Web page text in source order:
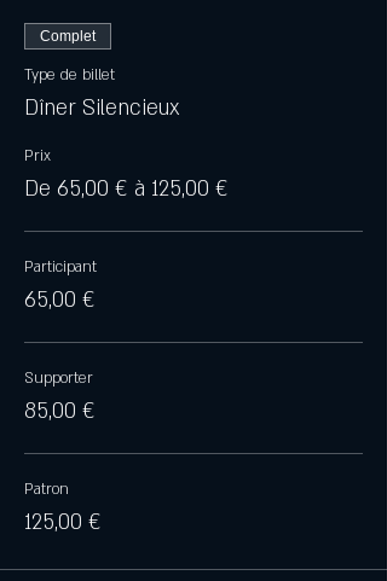
Complet
Type de billet
Dîner Silencieux
Prix
De 65,00 € à 125,00 €
Participant
65,00 €
Supporter
85,00 €
Patron
125,00 €